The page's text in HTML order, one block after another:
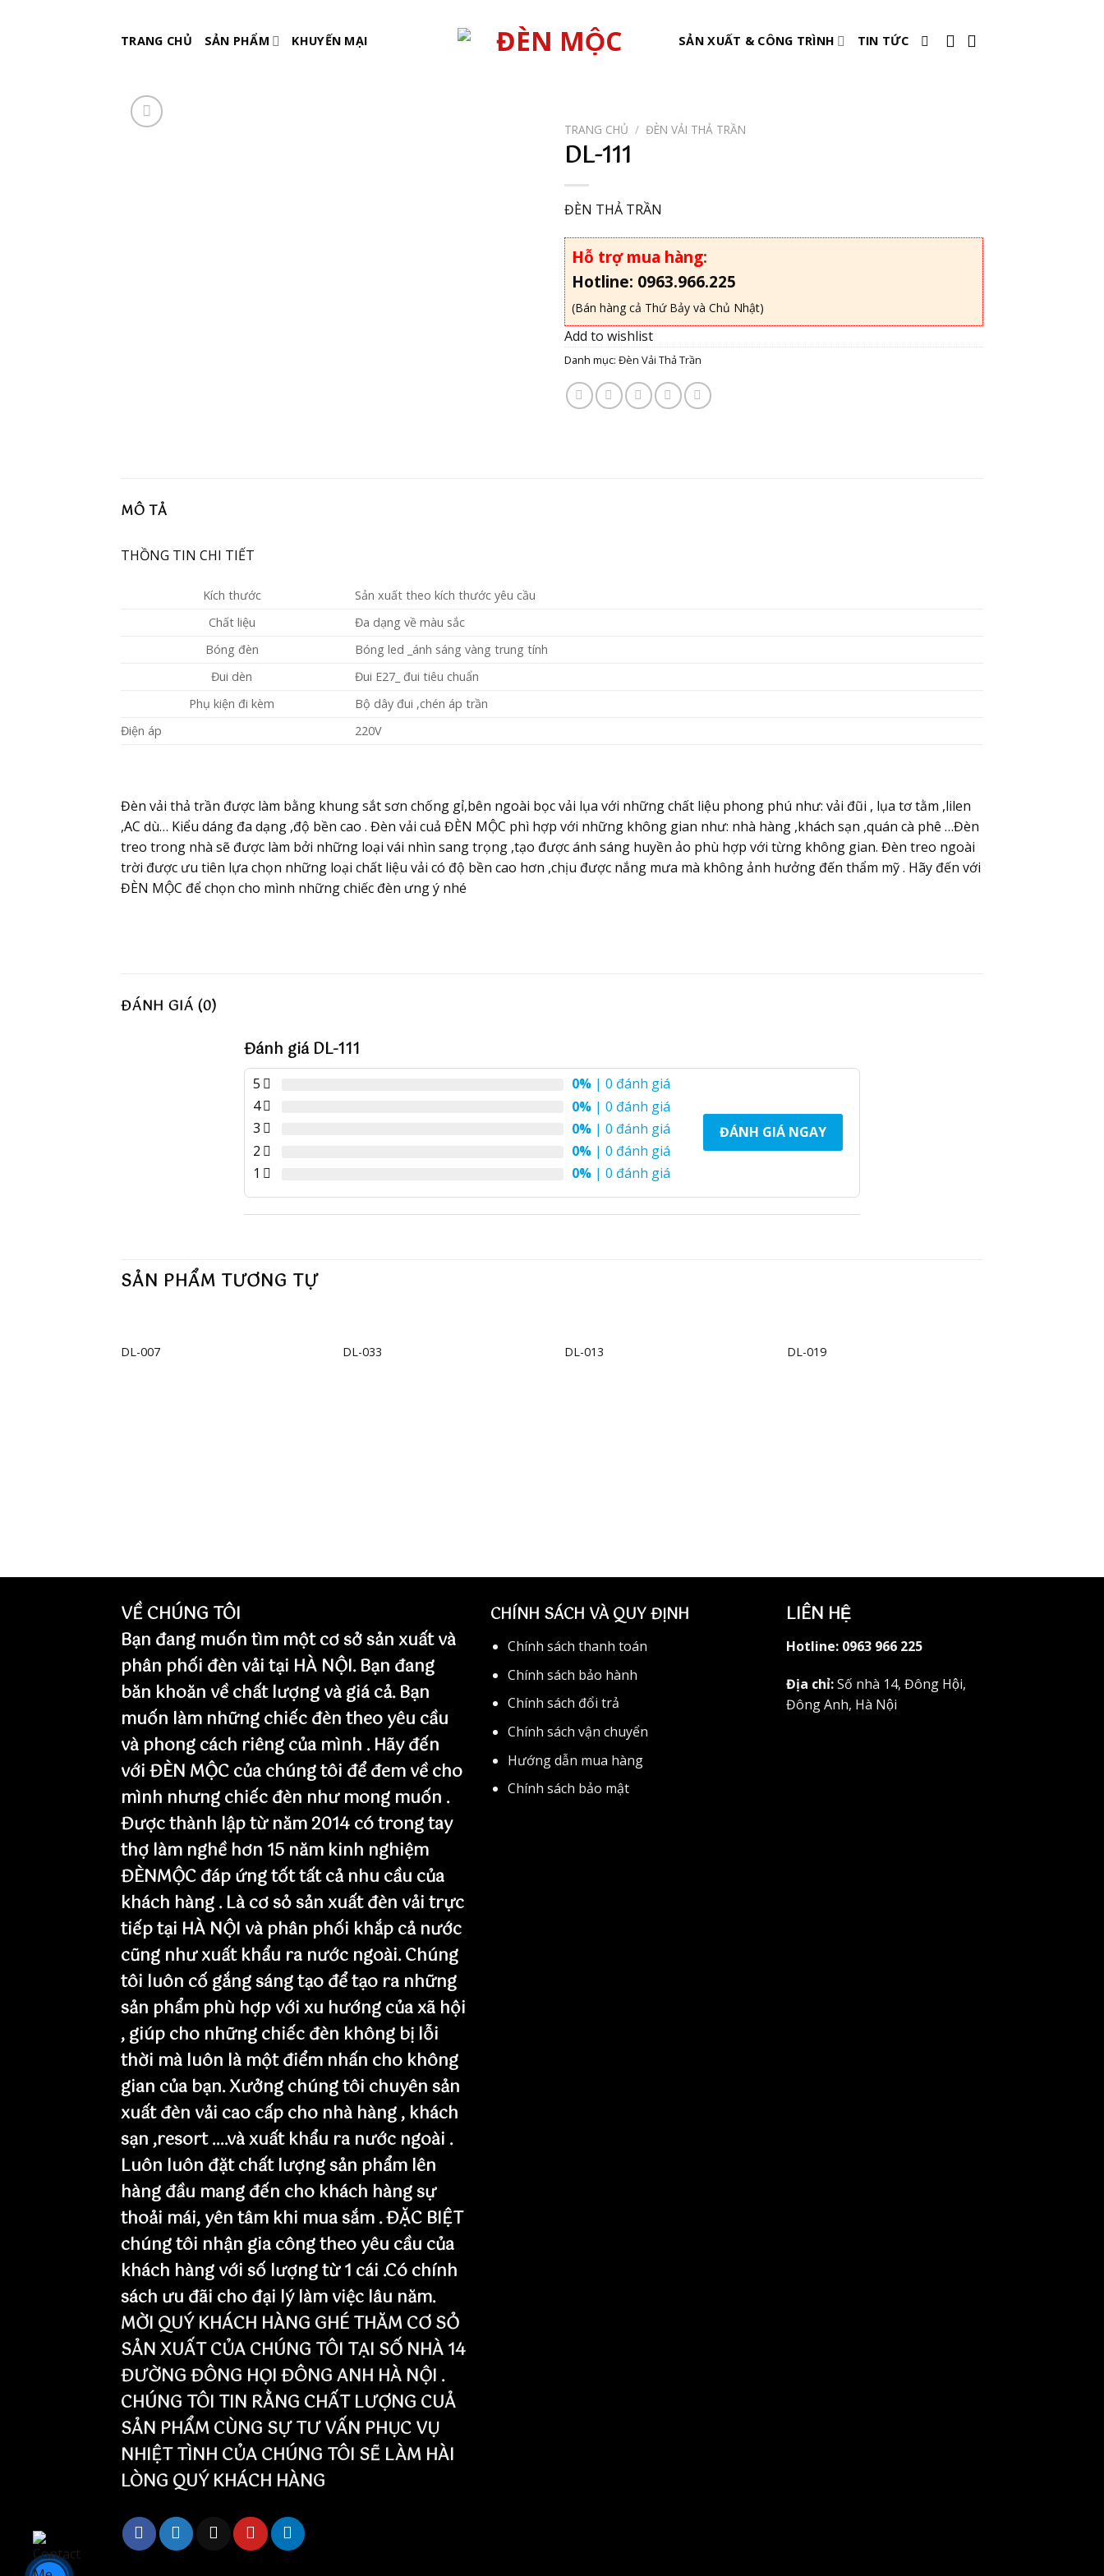
TRANG CHỦ SẢN PHẨM KHUYẾN MẠI SẢN XUẤT & CÔNG TRÌNH TIN TỨC
TRANG CHỦ / ĐÈN VẢI THẢ TRẦN
DL-111
ĐÈN THẢ TRẦN
Hỗ trợ mua hàng:
Hotline: 0963.966.225
(Bán hàng cả Thứ Bảy và Chủ Nhật)
Add to wishlist
Danh mục: Đèn Vải Thả Trần
MÔ TẢ
THỒNG TIN CHI TIẾT
Kích thước
Sản xuất theo kích thước yêu cầu
Chất liệu
Đa dạng về màu sắc
Bóng đèn
Bóng led _ánh sáng vàng trung tính
Đui dèn
Đui E27_ đui tiêu chuẩn
Phụ kiện đi kèm
Bộ dây đui ,chén áp trần
Điện áp
220V
Đèn vải thả trần được làm bằng khung sắt sơn chống gỉ,bên ngoài bọc vải lụa với những chất liệu phong phú như: vải đũi , lụa tơ tằm ,lilen
,AC dù… Kiểu dáng đa dạng ,độ bền cao . Đèn vải cuả ĐÈN MỘC phì hợp với những không gian như: nhà hàng ,khách sạn ,quán cà phê …Đèn
treo trong nhà sẽ được làm bởi những loại vái nhìn sang trọng ,tạo được ánh sáng huyền ảo phù hợp với từng không gian. Đèn treo ngoài
trời được ưu tiên lựa chọn những loại chất liệu vải có độ bền cao hơn ,chịu được nắng mưa mà không ảnh hưởng đến thẩm mỹ . Hãy đến với
ĐÈN MỘC để chọn cho mình những chiếc đèn ưng ý nhé
ĐÁNH GIÁ (0)
Đánh giá DL-111
5 0% | 0 đánh giá
4
0% | 0 đánh giá
3
0% | 0 đánh giá
2
0% | 0 đánh giá
1
0% | 0 đánh giá
ĐÁNH GIÁ NGAY
SẢN PHẨM TƯƠNG TỰ
DL-007 DL-033 DL-013 DL-019
VỀ CHÚNG TÔI
Bạn đang muốn tìm một cơ sở sản xuất và
phân phối đèn vải tại HÀ NỘI. Bạn đang
băn khoăn về chất lượng và giá cả. Bạn
muốn làm những chiếc đèn theo yêu cầu
và phong cách riêng của mình . Hãy đến
với ĐÈN MỘC của chúng tôi để đem về cho
mình nhưng chiếc đèn như mong muốn .
Được thành lập từ năm 2014 có trong tay
thợ làm nghề hơn 15 năm kinh nghiệm
ĐÈNMỘC đáp ứng tốt tất cả nhu cầu của
khách hàng . Là cơ sỏ sản xuất đèn vải trực
tiếp tại HÀ NỘI và phân phối khắp cả nước
cũng như xuất khẩu ra nước ngoài. Chúng
tôi luôn cố gắng sáng tạo để tạo ra những
sản phẩm phù hợp với xu hướng của xã hội
, giúp cho những chiếc đèn không bị lỗi
thời mà luôn là một điểm nhấn cho không
gian của bạn. Xưởng chúng tôi chuyên sản
xuất đèn vải cao cấp cho nhà hàng , khách
sạn ,resort ....và xuất khẩu ra nước ngoài .
Luôn luôn đặt chất lượng sản phẩm lên
hàng đầu mang đến cho khách hàng sự
thoải mái, yên tâm khi mua sắm . ĐẶC BIỆT
chúng tôi nhận gia công theo yêu cầu của
khách hàng với số lượng từ 1 cái .Có chính
sách ưu đãi cho đại lý làm việc lâu năm.
MỜI QUÝ KHÁCH HÀNG GHÉ THĂM CƠ SỎ
SẢN XUẤT CỦA CHÚNG TÔI TẠI SỐ NHÀ 14
ĐƯỜNG ĐÔNG HỌI ĐÔNG ANH HÀ NỘI .
CHÚNG TÔI TIN RẰNG CHẤT LƯỢNG CUẢ
SẢN PHẨM CÙNG SỰ TƯ VẤN PHỤC VỤ
NHIỆT TÌNH CỦA CHÚNG TÔI SẼ LÀM HÀI
LÒNG QUÝ KHÁCH HÀNG
CHÍNH SÁCH VÀ QUY ĐỊNH
Chính sách thanh toán
Chính sách bảo hành
Chính sách đổi trả
Chính sách vận chuyển
Hướng dẫn mua hàng
Chính sách bảo mật
LIÊN HỆ
Hotline: 0963 966 225
Địa chỉ:Số nhà 14, Đông Hội,
Đông Anh, Hà Nội